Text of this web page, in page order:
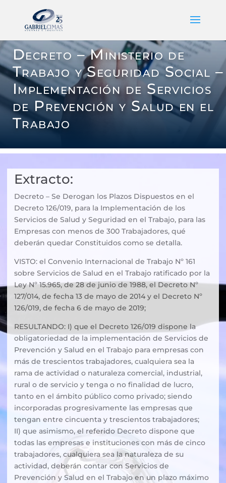
Decreto – Ministerio de
Trabajo y Seguridad Social –
Implementación de Servicios
de Prevención y Salud en el
Trabajo
Extracto:
Decreto – Se Derogan los Plazos Dispuestos en el
Decreto 126/019, para la Implementación de los
Servicios de Salud y Seguridad en el Trabajo, para las
Empresas con menos de 300 Trabajadores, qué
deberán quedar Constituidos como se detalla.
VISTO: el Convenio Internacional de Trabajo Nº 161
sobre Servicios de Salud en el Trabajo ratificado por la
Ley Nº 15.965, de 28 de junio de 1988, el Decreto Nº
127/014, de fecha 13 de mayo de 2014 y el Decreto Nº
126/019, de fecha 6 de mayo de 2019;
RESULTANDO: I) que el Decreto 126/019 dispone la
obligatoriedad de la implementación de Servicios de
Prevención y Salud en el Trabajo para empresas con
más de trescientos trabajadores, cualquiera sea la
rama de actividad o naturaleza comercial, industrial,
rural o de servicio y tenga o no finalidad de lucro,
tanto en el ámbito público como privado; siendo
incorporadas progresivamente las empresas que
tengan entre cincuenta y trescientos trabajadores;
II) que asimismo, el referido Decreto dispone que
todas las empresas e instituciones con más de cinco
trabajadores, cualquiera sea la naturaleza de su
actividad, deberán contar con Servicios de
Prevención y Salud en el Trabajo en un plazo máximo